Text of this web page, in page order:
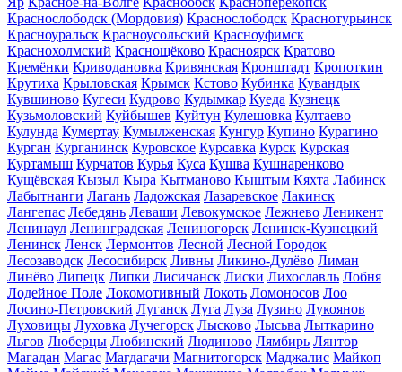
Краснослободск (Мордовия) Краснослободск Краснотурьинск
Красноуральск Красноусольский Красноуфимск
Краснохолмский Краснощёково Красноярск Кратово
Кремёнки Криводановка Кривянская Кронштадт Кропоткин
Крутиха Крыловская Крымск Кстово Кубинка Кувандык
Кувшиново Кугеси Кудрово Кудымкар Куеда Кузнецк
Кузьмоловский Куйбышев Куйтун Кулешовка Култаево
Кулунда Кумертау Кумылженская Кунгур Купино Курагино
Курган Курганинск Куровское Курсавка Курск Курская
Куртамыш Курчатов Курья Куса Кушва Кушнаренково
Кущёвская Кызыл Кыра Кытманово Кыштым Кяхта Лабинск
Лабытнанги Лагань Ладожская Лазаревское Лакинск
Лангепас Лебедянь Леваши Левокумское Лежнево Леникент
Ленинаул Ленинградская Лениногорск Ленинск-Кузнецкий
Ленинск Ленск Лермонтов Лесной Лесной Городок
Лесозаводск Лесосибирск Ливны Ликино-Дулёво Лиман
Линёво Липецк Липки Лисичанск Лиски Лихославль Лобня
Лодейное Поле Локомотивный Локоть Ломоносов Лоо
Лосино-Петровский Луганск Луга Луза Лузино Лукоянов
Луховицы Луховка Лучегорск Лысково Лысьва Лыткарино
Льгов Люберцы Любинский Людиново Лямбирь Лянтор
Магадан Магас Магдагачи Магнитогорск Маджалис Майкоп